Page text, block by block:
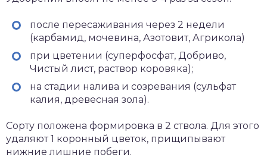
после пересаживания через 2 недели
(карбамид, мочевина, Азотовит, Агрикола)
при цветении (суперфосфат, Добриво,
Чистый лист, раствор коровяка);
на стадии налива и созревания (сульфат
калия, древесная зола).
Сорту положена формировка в 2 ствола. Для этого
удаляют 1 коронный цветок, прищипывают
нижние лишние побеги.